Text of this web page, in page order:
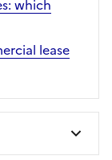
which
lease